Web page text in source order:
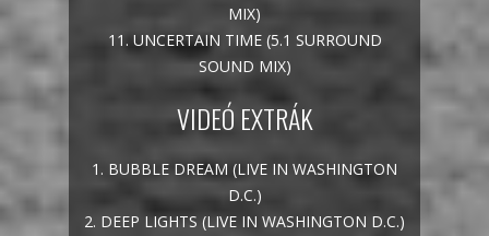
MIX)
11. UNCERTAIN TIME (5.1 SURROUND
SOUND MIX)
VIDEÓ EXTRÁK
1. BUBBLE DREAM (LIVE IN WASHINGTON
D.C.)
2. DEEP LIGHTS (LIVE IN WASHINGTON D.C.)